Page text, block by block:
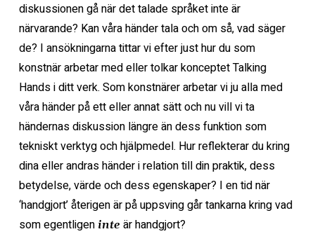
diskussionen gå när det talade språket inte är
närvarande? Kan våra händer tala och om så, vad säger
de? I ansökningarna tittar vi efter just hur du som
konstnär arbetar med eller tolkar konceptet Talking
Hands i ditt verk. Som konstnärer arbetar vi ju alla med
våra händer på ett eller annat sätt och nu vill vi ta
händernas diskussion längre än dess funktion som
tekniskt verktyg och hjälpmedel. Hur reflekterar du kring
dina eller andras händer i relation till din praktik, dess
betydelse, värde och dess egenskaper? I en tid när
‘handgjort’ återigen är på uppsving går tankarna kring vad
som egentligen inte är handgjort?